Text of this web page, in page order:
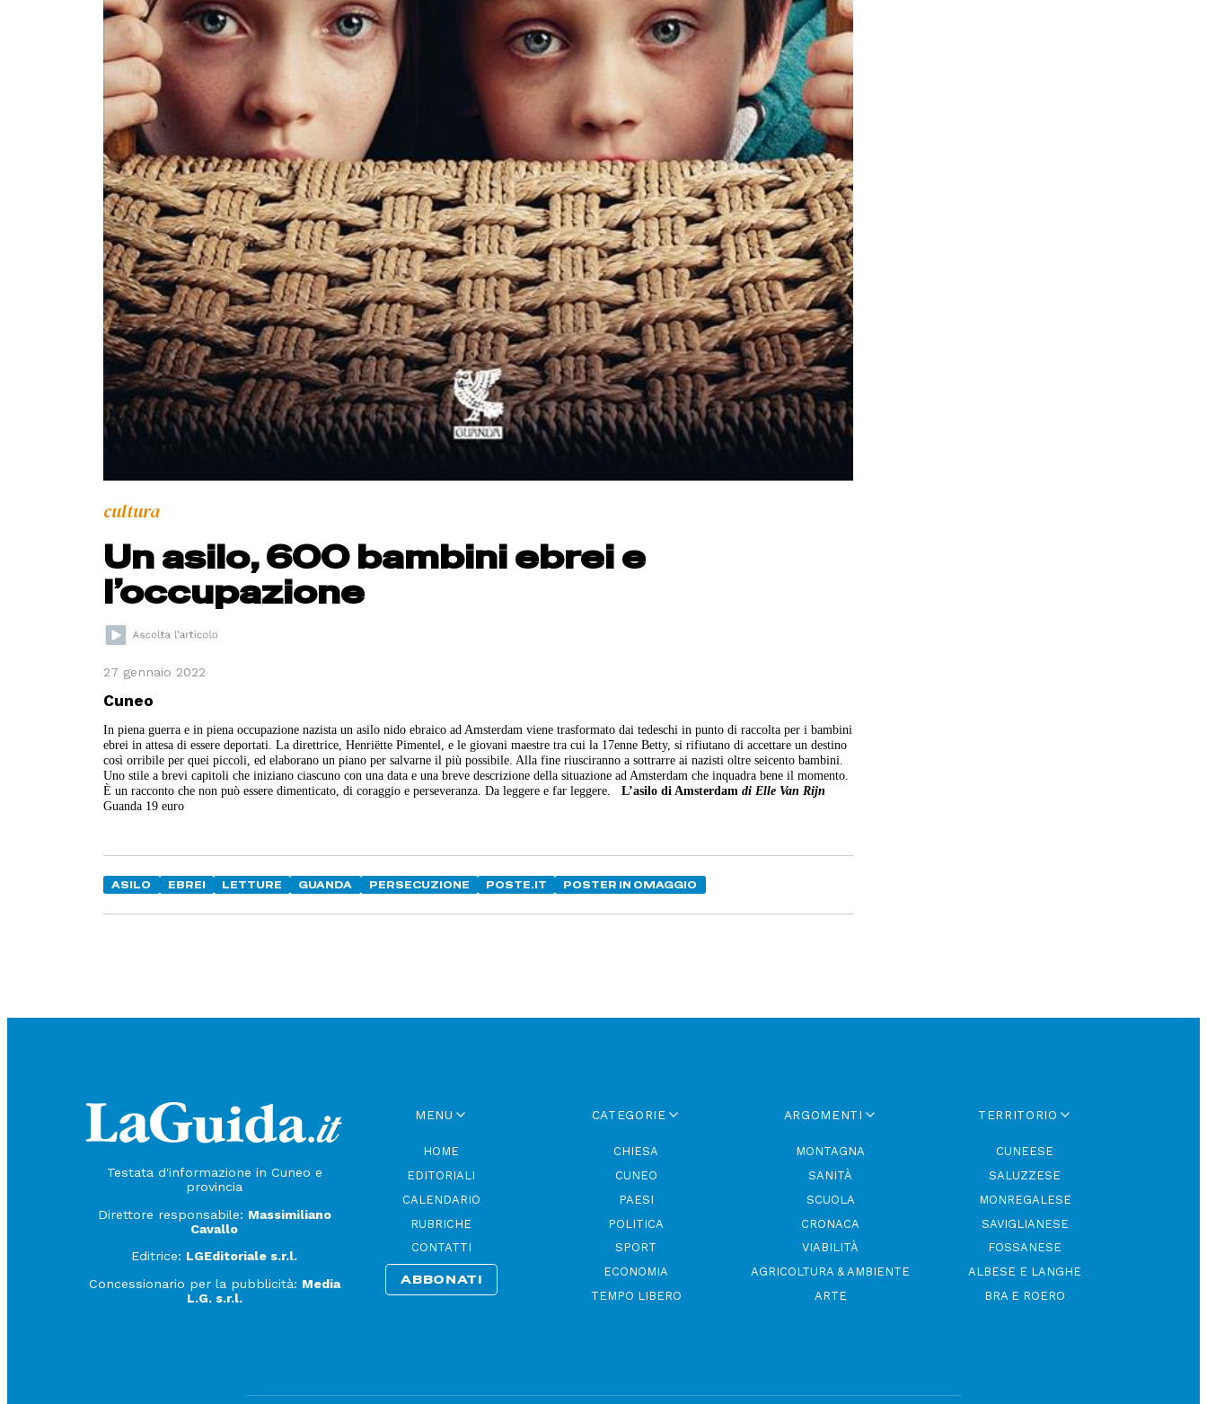
cultura
Un asilo, 600 bambini ebrei e
l’occupazione
27 gennaio 2022
Cuneo
In piena guerra e in piena occupazione nazista un asilo nido ebraico ad Amsterdam viene trasformato dai tedeschi in punto di raccolta per i bambini
ebrei in attesa di essere deportati. La direttrice, Henriëtte Pimentel, e le giovani maestre tra cui la 17enne Betty, si rifiutano di accettare un destino
così orribile per quei piccoli, ed elaborano un piano per salvarne il più possibile. Alla fine riusciranno a sottrarre ai nazisti oltre seicento bambini.
Uno stile a brevi capitoli che iniziano ciascuno con una data e una breve descrizione della situazione ad Amsterdam che inquadra bene il momento.
È un racconto che non può essere dimenticato, di coraggio e perseveranza. Da leggere e far leggere.L’asilo di Amsterdam di Elle Van Rijn
Guanda 19 euro
ASILO EBREI LETTURE GUANDA PERSECUZIONE POSTE.IT POSTER IN OMAGGIO
Testata d'informazione in Cuneo e
provincia
Direttore responsabile: Massimiliano
Cavallo
Editrice: LGEditoriale s.r.l.
Concessionario per la pubblicità: Media
L.G. s.r.l.
MENU
HOME
EDITORIALI
CALENDARIO
RUBRICHE
CONTATTI
ABBONATI
CATEGORIE
CHIESA
CUNEO
PAESI
POLITICA
SPORT
ECONOMIA
TEMPO LIBERO
ARGOMENTI
MONTAGNA
SANITÀ
SCUOLA
CRONACA
VIABILITÀ
AGRICOLTURA & AMBIENTE
ARTE
TERRITORIO
CUNEESE
SALUZZESE
MONREGALESE
SAVIGLIANESE
FOSSANESE
ALBESE E LANGHE
BRA E ROERO